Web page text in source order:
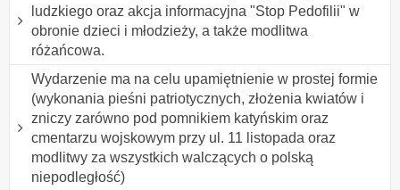
ludzkiego oraz akcja informacyjna "Stop Pedofilii" w
obronie dzieci i młodzieży, a także modlitwa
różańcowa.
Wydarzenie ma na celu upamiętnienie w prostej formie
(wykonania pieśni patriotycznych, złożenia kwiatów i
zniczy zarówno pod pomnikiem katyńskim oraz
cmentarzu wojskowym przy ul. 11 listopada oraz
modlitwy za wszystkich walczących o polską
niepodległość)